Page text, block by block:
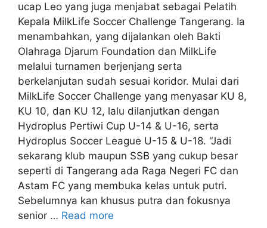
ucap Leo yang juga menjabat sebagai Pelatih
Kepala MilkLife Soccer Challenge Tangerang. Ia
menambahkan, yang dijalankan oleh Bakti
Olahraga Djarum Foundation dan MilkLife
melalui turnamen berjenjang serta
berkelanjutan sudah sesuai koridor. Mulai dari
MilkLife Soccer Challenge yang menyasar KU 8,
KU 10, dan KU 12, lalu dilanjutkan dengan
Hydroplus Pertiwi Cup U-14 & U-16, serta
Hydroplus Soccer League U-15 & U-18. “Jadi
sekarang klub maupun SSB yang cukup besar
seperti di Tangerang ada Raga Negeri FC dan
Astam FC yang membuka kelas untuk putri.
Sebelumnya kan khusus putra dan fokusnya
senior … Read more